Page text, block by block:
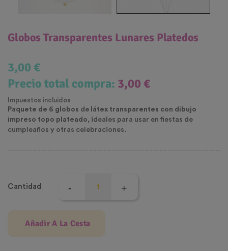
Globos Transparentes Lunares Platedos
3,00 €
Precio total compra: 3,00 €
Impuestos incluidos
Paquete de 6 globos de látex transparentes con dibujo
impreso topo plateado, ideales para usar en fiestas de
cumpleaños y otras celebraciones.
Cantidad
Añadir A La Cesta